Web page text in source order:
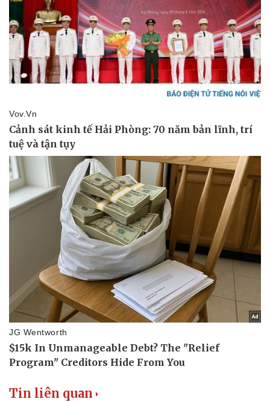
Ăn sạch sống khỏe
Tin liên quan